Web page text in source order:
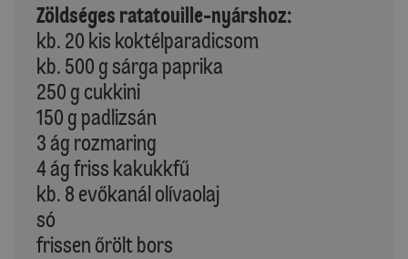
Zöldséges ratatouille-nyárshoz:
kb. 20 kis koktélparadicsom
kb. 500 g sárga paprika
250 g cukkini
150 g padlizsán
3 ág rozmaring
4 ág friss kakukkfű
kb. 8 evőkanál olívaolaj
só
frissen őrölt bors